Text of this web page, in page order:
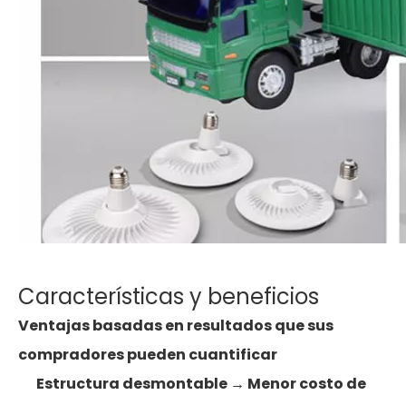
Características y beneficios
Ventajas basadas en resultados que sus
compradores pueden cuantificar
Estructura desmontable → Menor costo de